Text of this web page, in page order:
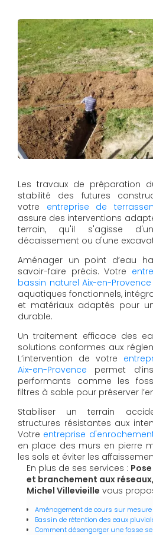
Les travaux de préparation
stabilité des futures
votre entreprise de
assure des interventions
terrain, qu'il s'agisse
décaissement ou d'une
Aménager un point d’eau
savoir-faire précis. Votre
bassin naturel Aix-en-Provence
aquatiques fonctionnels,
et matériaux adaptés pour
durable.
Un traitement efficace des
solutions conformes aux
L’intervention de votre
Aix-en-Provence permet
performants comme les
filtres à sable pour préserver
Stabiliser un terrain
structures résistantes aux
Votre entreprise
en place des murs en pierre
les sols et éviter les
En plus de ses services :
et branchement aux
Michel Villevieille vous
Aménagement de cours sur mesure
Bassin de rétention des eaux
Comment désengorger une fosse